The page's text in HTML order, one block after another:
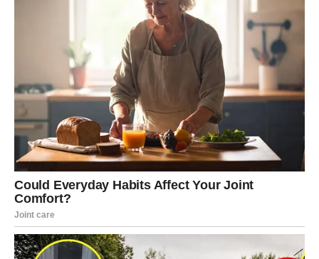
Pred tobom je period velikih emotivnih promjena.
Neko iz prošlosti mogao bi ponovo ući u tvoj život.
To može biti osoba koju nikada nisi potpuno zaboravio.
Moguće je da ćeš dobiti poruku, poziv ili susret koji će
probuditi stare emocije.
Ali ovaj put nećeš biti ista osoba kao nekada.
Mnogo si naučio kroz bol i razočaranja.
Zato ćeš sada mnogo jasnije vidjeti ko dolazi sa iskrenim
namjerama, a ko samo želi da se vrati kada vidi da si
krenuo dalje.